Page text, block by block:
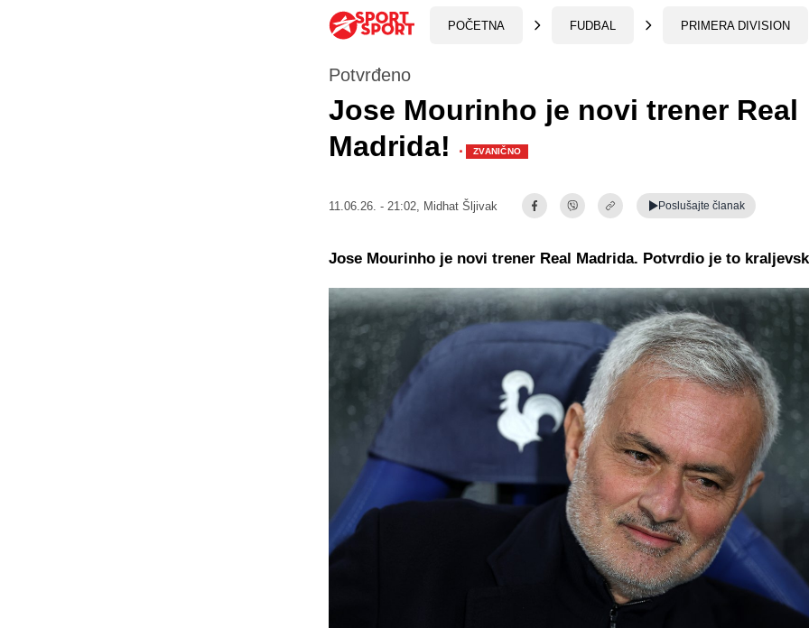
POČETNA FUDBAL PRIMERA DIVISION
Potvrđeno
Jose Mourinho je novi trener Real
Madrida!
· ZVANIČNO
11.06.26. - 21:02, Midhat Šljivak Poslušajte članak
Jose Mourinho je novi trener Real Madrida. Potvrdio je to